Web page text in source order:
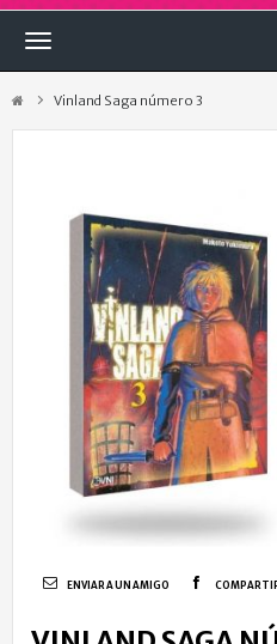
Navegación
Vinland Saga número 3
ENVIAR A UN AMIGO